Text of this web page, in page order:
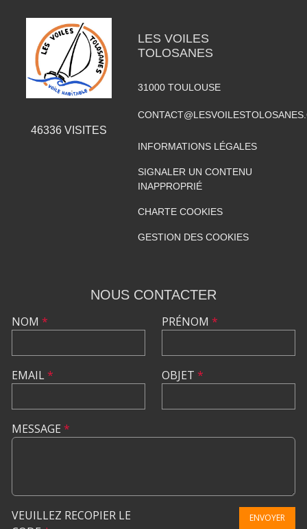
46336VISITES
LES VOILES
TOLOSANES
31000 TOULOUSE
INFORMATIONS LÉGALES
SIGNALER UN CONTENU
INAPPROPRIÉ
CHARTE COOKIES
GESTION DES COOKIES
NOUS CONTACTER
NOM *
EMAIL*
PRÉNOM *
OBJET *
MESSAGE *
VEUILLEZ RECOPIER LE
ENVOYER